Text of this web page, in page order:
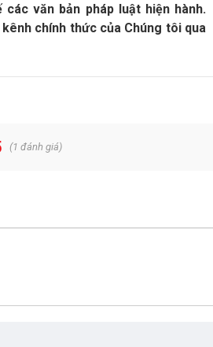
văn bản pháp luật hiện hành.
chính thức của Chúng tôi qua
(1 đánh giá)